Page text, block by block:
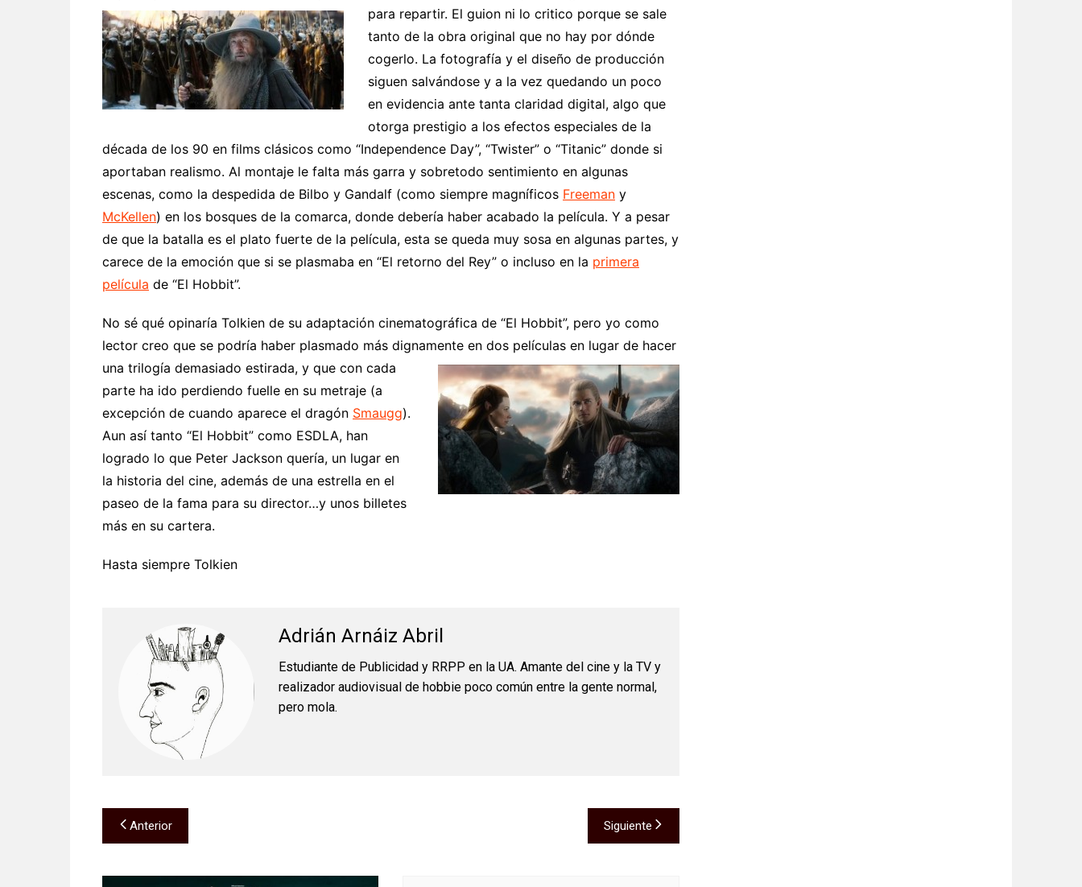
para repartir. El guion ni lo critico porque se sale
tanto de la obra original que no hay por dónde
cogerlo. La fotografía y el diseño de producción
siguen salvándose y a la vez quedando un poco
en evidencia ante tanta claridad digital, algo que
otorga prestigio a los efectos especiales de la
década de los 90 en films clásicos como “Independence Day”, “Twister” o “Titanic” donde si
aportaban realismo. Al montaje le falta más garra y sobretodo sentimiento en algunas
escenas, como la despedida de Bilbo y Gandalf (como siempre magníficos Freeman y
McKellen) en los bosques de la comarca, donde debería haber acabado la película. Y a pesar
de que la batalla es el plato fuerte de la película, esta se queda muy sosa en algunas partes, y
carece de la emoción que si se plasmaba en “El retorno del Rey” o incluso en la primera
película de “El Hobbit”.
No sé qué opinaría Tolkien de su adaptación cinematográfica de “El Hobbit”, pero yo como
lector creo que se podría haber plasmado más dignamente en dos películas en lugar de hacer
una trilogía demasiado estirada, y que con cada
parte ha ido perdiendo fuelle en su metraje (a
excepción de cuando aparece el dragón Smaugg).
Aun así tanto “El Hobbit” como ESDLA, han
logrado lo que Peter Jackson quería, un lugar en
la historia del cine, además de una estrella en el
paseo de la fama para su director…y unos billetes
más en su cartera.
Hasta siempre Tolkien
Adrián Arnáiz Abril
Estudiante de Publicidad y RRPP en la UA. Amante del cine y la TV y
realizador audiovisual de hobbie poco común entre la gente normal,
pero mola.
Navegación
de
Anterior Siguiente